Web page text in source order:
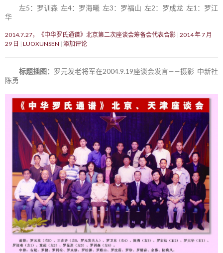
左5：罗训森 左4：罗海曦 左3：罗福山 左2：罗成龙 左1：罗江
华
2014.7.27，《中华罗氏通谱》北京第二次座谈会筹备会代表合影 2014 年 7 月
29 日
LUOXUNSEN 添加评论
标题插图： 罗元发老将军在2004.9.19座谈会发言——摄影 中新社
陈勇